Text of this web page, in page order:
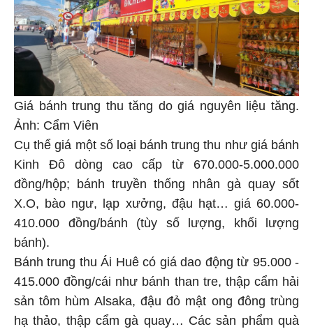
Giá bánh trung thu tăng do giá nguyên liệu tăng.
Ảnh: Cẩm Viên
Cụ thể giá một số loại bánh trung thu như giá bánh
Kinh Đô dòng cao cấp từ 670.000-5.000.000
đồng/hộp; bánh truyền thống nhân gà quay sốt
X.O, bào ngư, lạp xưởng, đậu hạt… giá 60.000-
410.000 đồng/bánh (tùy số lượng, khối lượng
bánh).
Bánh trung thu Ái Huê có giá dao động từ 95.000 -
415.000 đồng/cái như bánh than tre, thập cẩm hải
sản tôm hùm Alsaka, đậu đỏ mật ong đông trùng
hạ thảo, thập cẩm gà quay… Các sản phẩm quà